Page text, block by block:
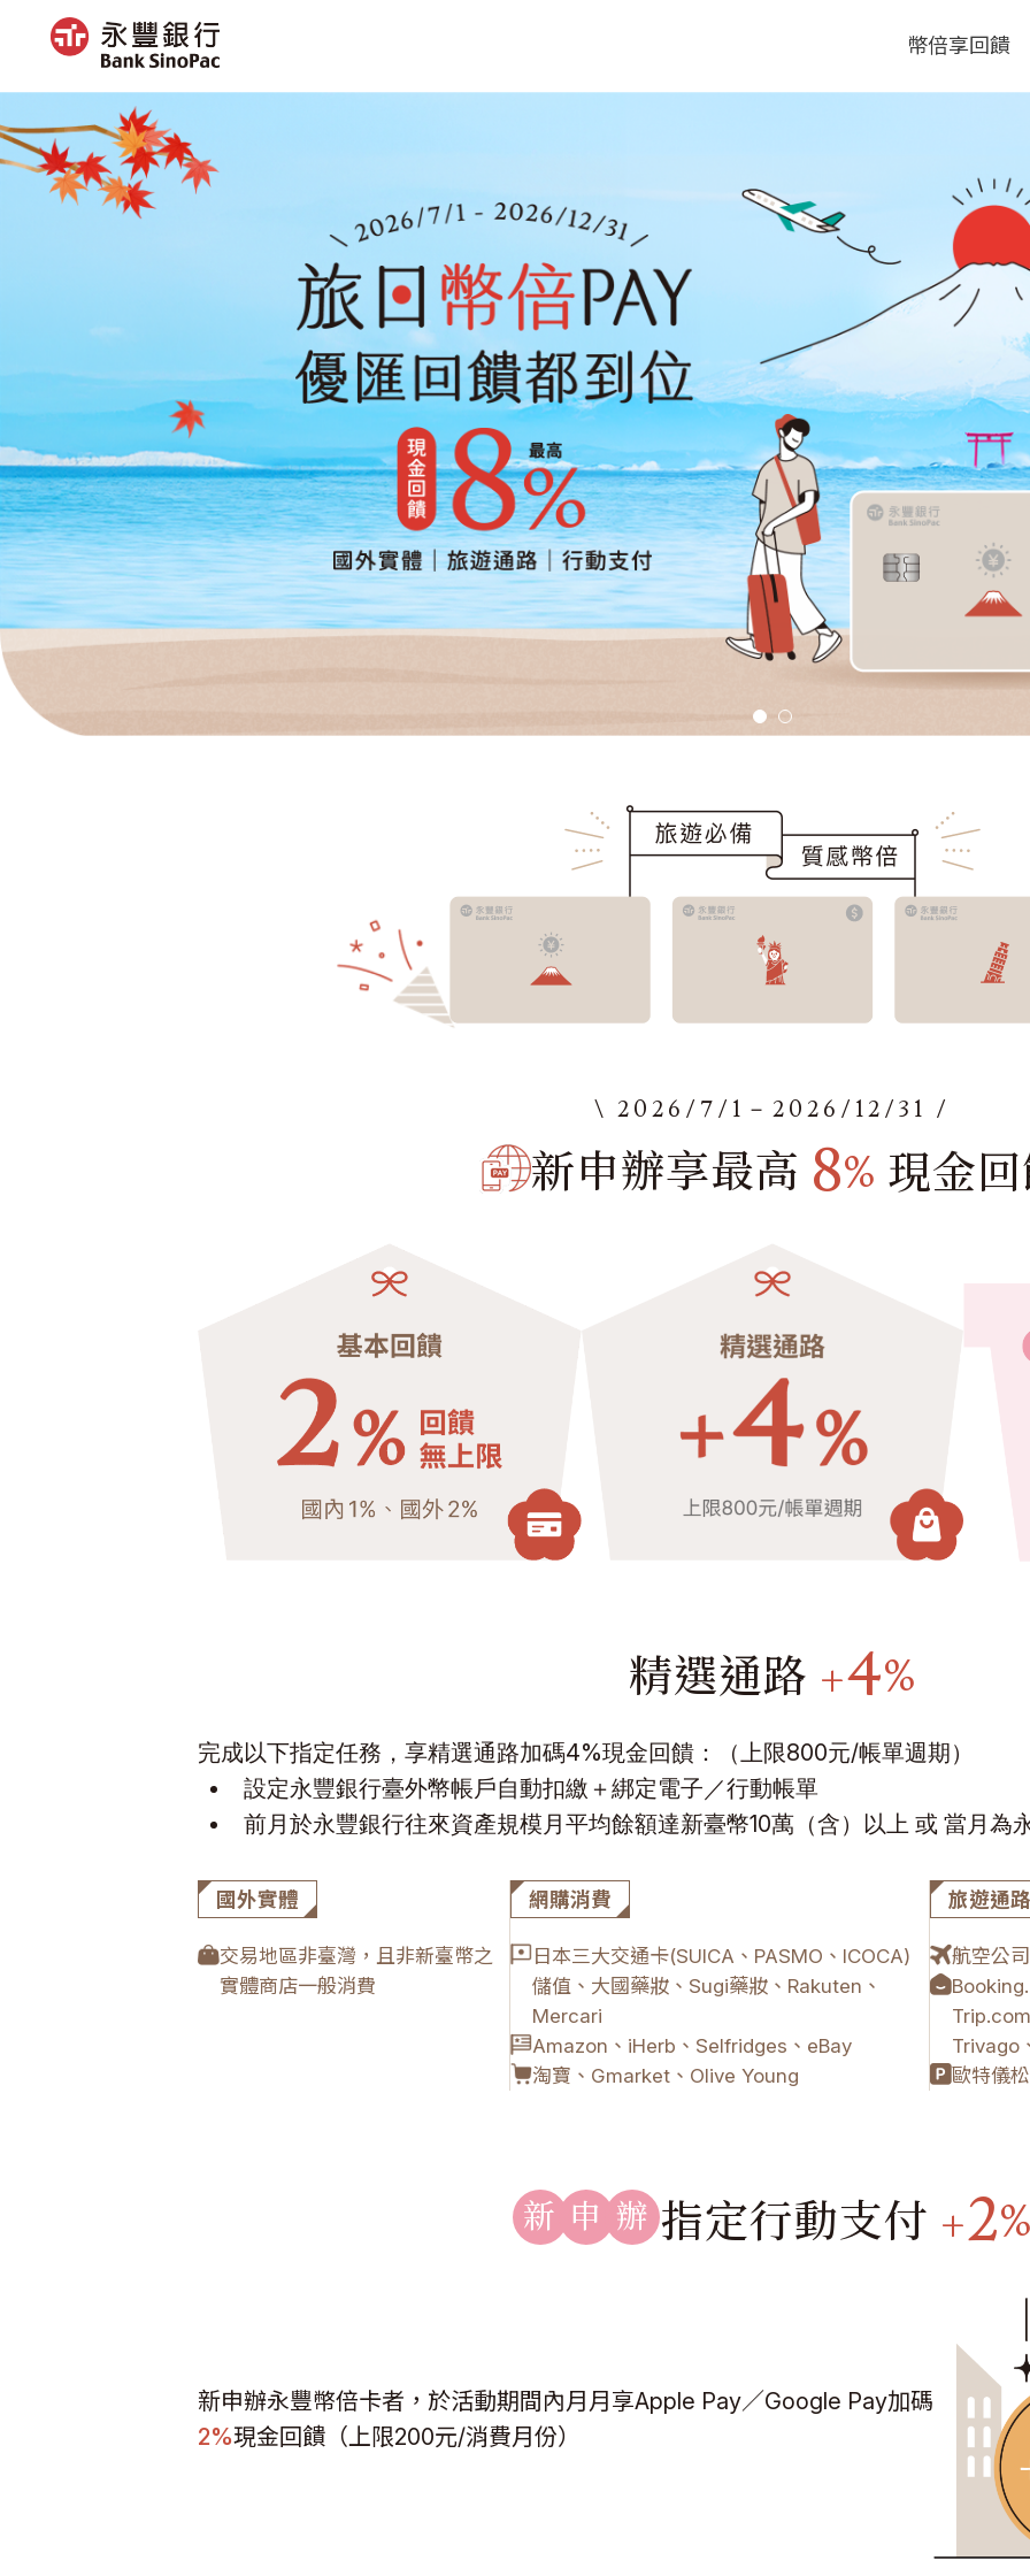
幣倍享回饋
\ 2026/7/1－2026/12/31 /
新申辦享最高 8% 現金
精選通路 +4%
完成以下指定任務，享精選通路加碼4%現金回饋：（上限800元/帳單週期）
設定永豐銀行臺外幣帳戶自動扣繳＋綁定電子／行動帳單
前月於永豐銀行往來資產規模月平均餘額達新臺幣10萬（含）以上 或 當月為
國外實體
交易地區非臺灣，且非新臺幣之
實體商店一般消費
網購消費
日本三大交通卡(SUICA、PASMO、ICOCA)
儲值、大國藥妝、Sugi藥妝、Rakuten、
Mercari
Amazon、iHerb、Selfridges、eBay
淘寶、Gmarket、Olive Young
旅遊通路
航空公
Trivago
歐特儀
新申辦指定行動支付 +2
新申辦永豐幣倍卡者，於活動期間內月月享Apple Pay／Google Pay加碼
2%現金回饋（上限200元/消費月份）